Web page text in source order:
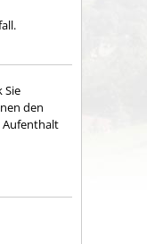
Sie
den
Aufenthalt